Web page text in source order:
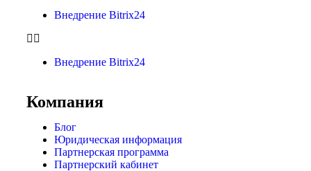
Внедрение Bitrix24
Внедрение Bitrix24
Компания
Блог
Юридическая информация
Партнерская программа
Партнерский кабинет